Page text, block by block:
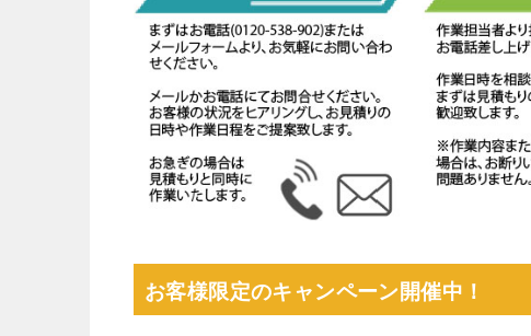
お客様限定のキャンペーン開催中！